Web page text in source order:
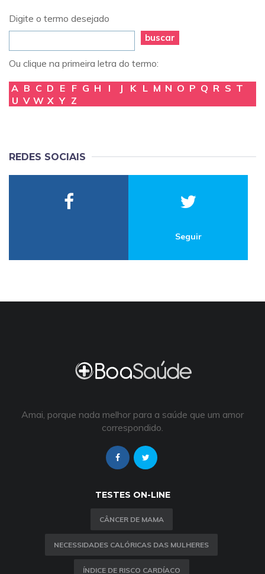
Digite o termo desejado
buscar
Ou clique na primeira letra do termo:
A B C D E F G H I J K L M N O P Q R S T
U V W X Y Z
REDES SOCIAIS
Seguir
Amai, porque nada melhor para a saúde que um amor
correspondido.
TESTES ON-LINE
CÂNCER DE MAMA
NECESSIDADES CALÓRICAS DAS MULHERES
ÍNDICE DE RISCO CARDÍACO